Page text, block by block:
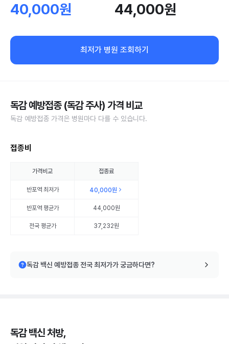
40,000원 44,000원
최저가 병원 조회하기
독감 예방접종 (독감 주사) 가격 비교
독감 예방접종 가격은 병원마다 다를 수 있습니다.
접종비
가격비교 접종료
반포역최저가 40,000원
반포역평균가 44,000원
전국 평균가 37,232원
독감 백신 예방접종 전국 최저가가 궁금하다면?
독감 백신 처방,